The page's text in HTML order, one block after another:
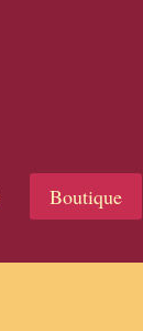
Boutique